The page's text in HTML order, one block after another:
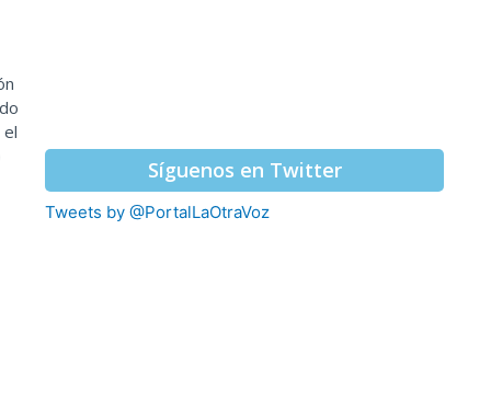
el
Síguenos en Twitter
Tweets by @PortalLaOtraVoz